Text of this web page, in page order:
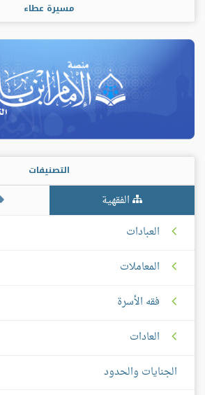
مسيرة عطاء
التصنيفات
الفقهية
العبادات
المعاملات
فقه الأسرة
العادات
الجنايات والحدود